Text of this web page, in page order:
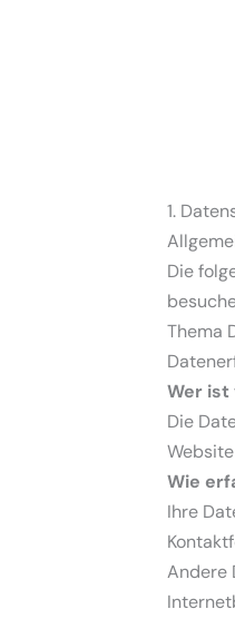
1.
Die
Thema
Wer ist
Die
Wie
Ihre
Andere